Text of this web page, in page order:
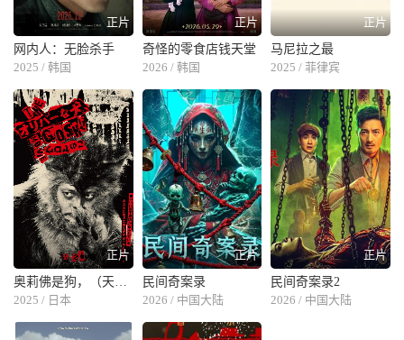
正片
网内人：无脸杀手
2025 / 韩国
正片
奇怪的零食店钱天堂
2026 / 韩国
正片
马尼拉之最
2025 / 菲律宾
正片
2025 / 日本
正片
民间奇案录
2026 / 中国大陆
正片
民间奇案录2
2026 / 中国大陆